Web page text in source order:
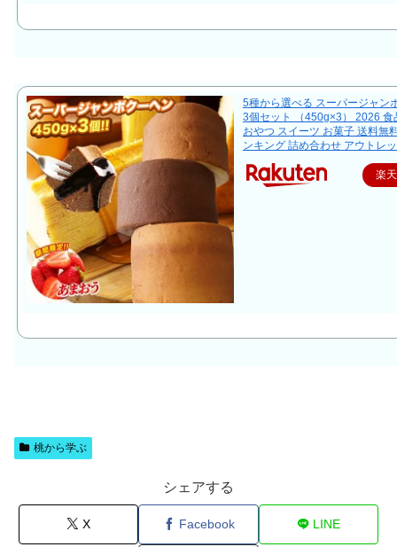
5種から選べる スーパージャン
3個セット （450g×3） 2026 食
おやつ スイーツ お菓子 送料無
ンキング 詰め合わせ アウトレ
楽
桃から学ぶ
シェアする
X Facebook LINE